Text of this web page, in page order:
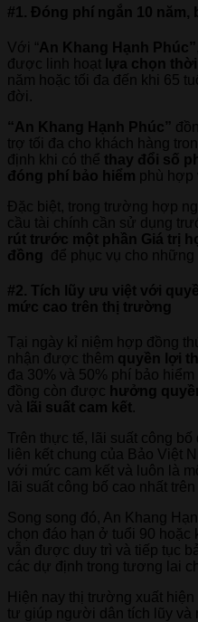
#1. Đóng phí ngắn 10 năm,
Với “ An Khang Hạnh Phúc”
được linh hoạt lựa chọn
năm hoặc tối đa đến khi 65
đời.
“An Khang Hạnh Phúc”
trợ tối đa cho khách hàng
định khi có thể thay đổi số
đóng phí bảo hiểm phù hợp
Đặc biệt, trong trường hợp
cầu tài chính cần sử dụng
rút trước một phần Giá trị
đồng
để phục vụ cho
#2. Tích lũy ưu việt với
mức cao trên thị trường
Tại ngày kỉ niệm hợp đồng
nhận được thêm quyền lợi
đa 30% và 50% phí bảo
đồng còn được hưởng
và
lãi suất cam kết.
Trên thực tế, lãi suất công
liên kết chung của Bảo Việt
với mức cam kết và luôn là
lãi suất công bố cao nhất
Song song đó, An Khang
chọn đáo hạn ở tuổi 90 hoặc
vẫn được duy trì và tiếp tục
các dự định trong tương lai
Hiện nay thị trường xuất hiện
tư giúp người dân tích lũy và